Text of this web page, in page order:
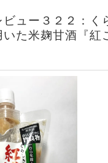
ュー３２２：く
いた米麹甘酒『紅